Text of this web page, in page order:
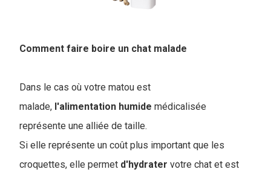
Comment faire boire un chat malade
Dans le cas où votre matou est
malade, l'alimentation humide médicalisée
représente une alliée de taille.
Si elle représente un coût plus important que les
croquettes, elle permet d'hydrater votre chat et est